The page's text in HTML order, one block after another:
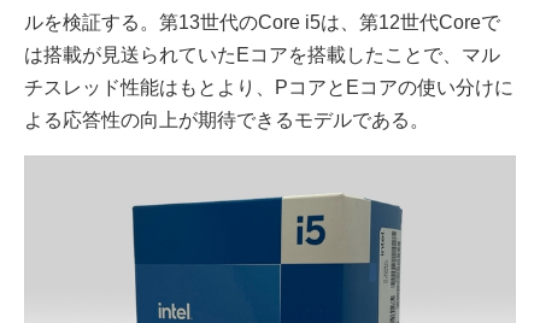
ルを検証する。第13世代のCore i5は、第12世代Coreで
は搭載が見送られていたEコアを搭載したことで、マル
チスレッド性能はもとより、PコアとEコアの使い分けに
よる応答性の向上が期待できるモデルである。